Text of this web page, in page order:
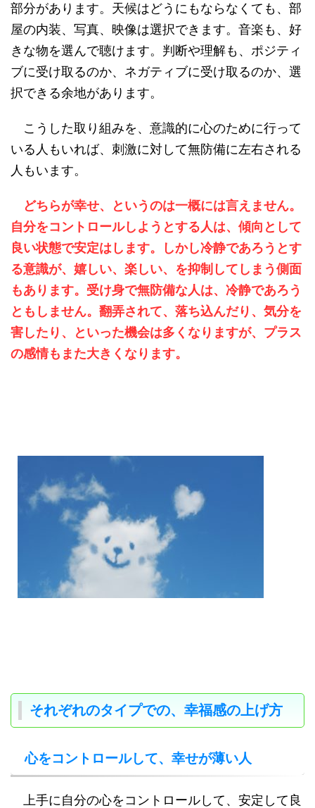
部分があります。天候はどうにもならなくても、部
屋の内装、写真、映像は選択できます。音楽も、好
きな物を選んで聴けます。判断や理解も、ポジティ
ブに受け取るのか、ネガティブに受け取るのか、選
択できる余地があります。
こうした取り組みを、意識的に心のために行って
いる人もいれば、刺激に対して無防備に左右される
人もいます。
どちらが幸せ、というのは一概には言えません。
自分をコントロールしようとする人は、傾向として
良い状態で安定はします。しかし冷静であろうとす
る意識が、嬉しい、楽しい、を抑制してしまう側面
もあります。受け身で無防備な人は、冷静であろう
ともしません。翻弄されて、落ち込んだり、気分を
害したり、といった機会は多くなりますが、プラス
の感情もまた大きくなります。
それぞれのタイプでの、幸福感の上げ方
心をコントロールして、幸せが薄い人
上手に自分の心をコントロールして、安定して良